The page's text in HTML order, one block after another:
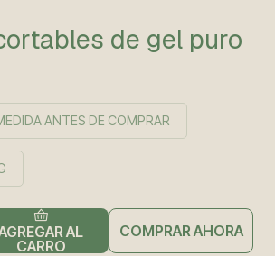
de gel puro
ANTES DE COMPRAR
AL
CARRO
COMPRAR AHORA